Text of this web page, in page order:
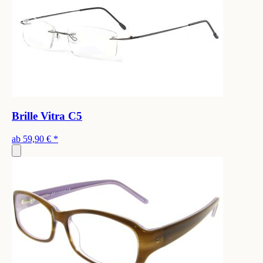
Brille Vitra C5
ab 59,90 € *